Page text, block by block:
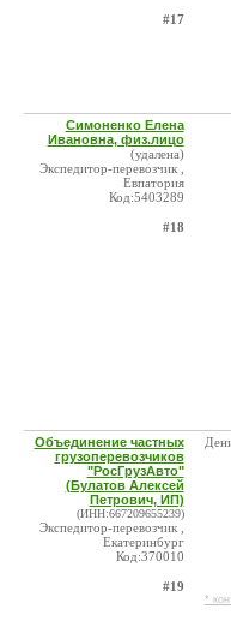
#17
Симоненко Елена
Ивановна, физ.лицо
(удалена)
Экспедитор-перевозчик ,
Евпатория
Код:5403289
#18
Объединение частных
грузоперевозчиков
"РосГрузАвто"
(Булатов Алексей
Петрович, ИП)
(ИНН:667209655239)
Экспедитор-перевозчик ,
Екатеринбург
Код:370010
#19
*